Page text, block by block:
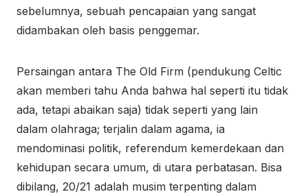
sebelumnya, sebuah pencapaian yang sangat
didambakan oleh basis penggemar.
Persaingan antara The Old Firm (pendukung Celtic
akan memberi tahu Anda bahwa hal seperti itu tidak
ada, tetapi abaikan saja) tidak seperti yang lain
dalam olahraga; terjalin dalam agama, ia
mendominasi politik, referendum kemerdekaan dan
kehidupan secara umum, di utara perbatasan. Bisa
dibilang, 20/21 adalah musim terpenting dalam